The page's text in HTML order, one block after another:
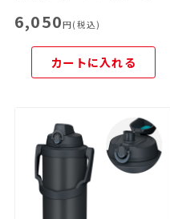
6,050円(税込)
カートに入れる